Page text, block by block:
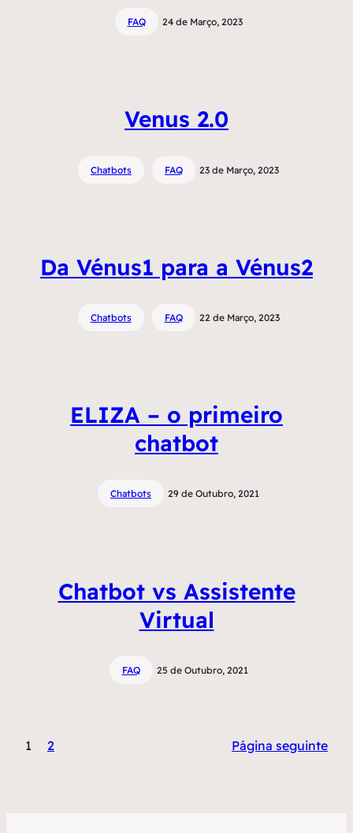
FAQ 24 de Março, 2023
Venus 2.0
Chatbots FAQ 23 de Março, 2023
Da Vénus1 para a Vénus2
Chatbots FAQ 22 de Março, 2023
ELIZA – o primeiro
chatbot
Chatbots 29 de Outubro, 2021
Chatbot vs Assistente
Virtual
FAQ 25 de Outubro, 2021
1 2 Página seguinte